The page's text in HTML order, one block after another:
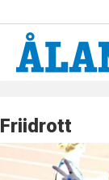
Friidrott